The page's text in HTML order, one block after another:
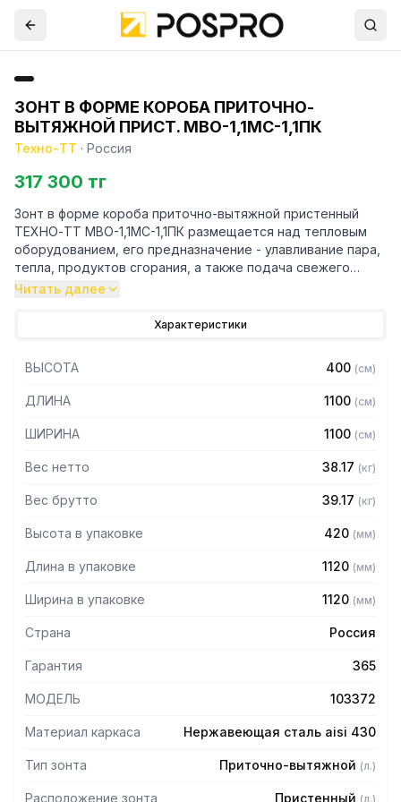
ЗОНТ В ФОРМЕ КОРОБА ПРИТОЧНО-
ВЫТЯЖНОЙ ПРИСТ. МВО-1,1МС-1,1ПК
Техно-ТТ · Россия
317 300 тг
Зонт в форме короба приточно-вытяжной пристенный
ТЕХНО-ТТ МВО-1,1МС-1,1ПК размещается над тепловым
оборудованием, его предназначение - улавливание пара,
тепла, продуктов сгорания, а также подача свежего
воздуха, что благоприятно сказывается на микроклимате
предметах мебели и кухонной утвари. Поэтому это
оборудование формирует микроклимат в помещении и
защищает сотрудников горячего цеха.
— Бескаркасный
0,8мм
— Поставляется в собранном виде
Читать далее
Характеристики
ВЫСОТА 400 (см)
ДЛИНА 1100 (см)
ШИРИНА 1100 (см)
Вес нетто 38.17 (кг)
Вес брутто 39.17 (кг)
Высота в упаковке 420 (мм)
Длина в упаковке 1120 (мм)
Ширина в упаковке 1120 (мм)
Страна Россия
Гарантия 365
МОДЕЛЬ 103372
Материал каркаса Нержавеющая сталь aisi 430
Тип зонта Приточно-вытяжной (л.)
Расположение зонта Пристенный (л.)